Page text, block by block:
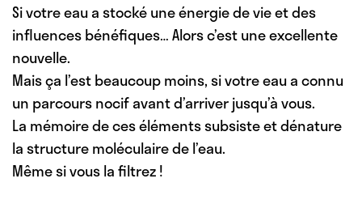
Si votre eau a stocké une énergie de vie et des
influences bénéfiques… Alors c’est une excellente
nouvelle.
Mais ça l’est beaucoup moins, si votre eau a connu
un parcours nocif avant d’arriver jusqu’à vous.
La mémoire de ces éléments subsiste et dénature
la structure moléculaire de l’eau.
Même si vous la filtrez !